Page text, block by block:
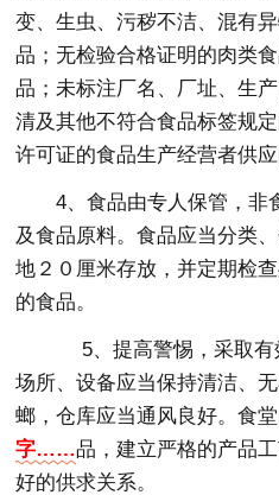
变、生虫、污秽不洁、混有
品；无检验合格证明的肉类
品；未标注厂名、厂址、生
清及其他不符合食品标签规
许可证的食品生产经营者供应
4、食品由专人保管，非
及食品原料。食品应当分类
地２０厘米存放，并定期检
的食品。
5、提高警惕，采取有
场所、设备应当保持清洁、
螂，仓库应当通风良好。食
字……品，建立严格的产品
好的供求关系。